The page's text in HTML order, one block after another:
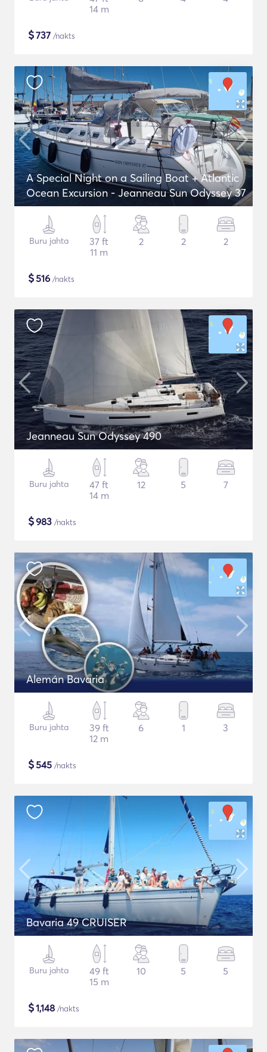
14 m
$737 /nakts
A Special Night on a Sailing Boat + Atlantic
Ocean Excursion - Jeanneau Sun Odyssey 37
Buru jahta
37 ft
11 m
2 2 2
$516 /nakts
Jeanneau Sun Odyssey 490
Buru jahta
47 ft
14 m
12 5 7
$983 /nakts
Alemán Bavaria
Buru jahta
39 ft
12 m
6 1 3
$545 /nakts
Bavaria 49 CRUISER
Buru jahta
49 ft
15 m
10 5 5
$1,148 /nakts